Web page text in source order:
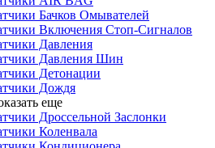
Бачков Омывателей
Включения Стоп-Сигналов
Давления
Давления Шин
Детонации
Дождя
еще
Дроссельной Заслонки
Коленвала